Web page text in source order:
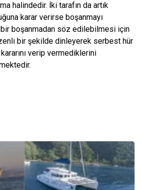
halindedir. İki tarafın da artık
karar verirse boşanmayı
bir boşanmadan söz edilebilmesi için
bir şekilde dinleyerek serbest hür
verip vermediklerini